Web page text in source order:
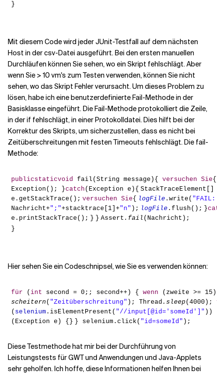
}
Mit diesem Code wird jeder JUnit-Testfall auf dem nächsten
Host in der csv-Datei ausgeführt. Bei den ersten manuellen
Durchläufen können Sie sehen, wo ein Skript fehlschlägt. Aber
wenn Sie > 10 vm's zum Testen verwenden, können Sie nicht
sehen, wo das Skript Fehler verursacht. Um dieses Problem zu
lösen, habe ich eine benutzerdefinierte Fail-Methode in der
Basisklasse eingeführt. Die Fail-Methode protokolliert die Zeile,
in der if fehlschlägt, in einer Protokolldatei. Dies hilft bei der
Korrektur des Skripts, um sicherzustellen, dass es nicht bei
Zeitüberschreitungen mit festen Timeouts fehlschlägt. Die fail-
Methode:
publicstaticvoid fail(String message){ versuchen Sie{
Exception();
}catch (Exception e){
e.getStackTrace(); versuchen Sie{ logFile .write(
Nachricht+";"+stacktrace[1]+"n" ); logFile .flush(); }
e.printStackTrace(); } } Assert .fail (Nachricht);
}
Hier sehen Sie ein Codeschnipsel, wie Sie es verwenden können:
für ( int second = 0;; second++) { wenn (zweite >= 15)
scheitern ( "Zeitüberschreitung" ); Thread .sleep (4000);
( selenium .isElementPresent( "//input[@id='someId']" ))
(Exception e) {} } selenium.click( "id=someId" );
Diese Testmethode hat mir bei der Durchführung von
Leistungstests für GWT und Anwendungen und Java-Applets
sehr geholfen. Ich hoffe, diese Informationen helfen Ihnen bei